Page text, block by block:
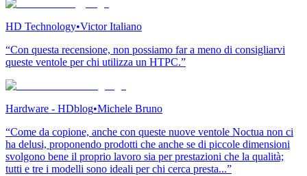
HD Technology•Victor Italiano
“Con questa recensione, non possiamo far a meno di consigliarvi
queste ventole per chi utilizza un HTPC.”
Hardware - HDblog•Michele Bruno
“Come da copione, anche con queste nuove ventole Noctua non ci
ha delusi, proponendo prodotti che anche se di piccole dimensioni
svolgono bene il proprio lavoro sia per prestazioni che la qualità;
tutti e tre i modelli sono ideali per chi cerca presta...”